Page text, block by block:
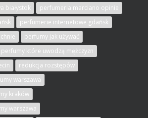
białystok
perfumeria marciano opinie
perfumerie internetowe gdańsk
perfumy jak używać
perfumy które uwodzą mężczyzn
redukcja rozstępów
warszawa
kraków
warszawa